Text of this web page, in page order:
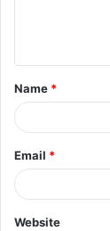
t
*
Name *
Email *
Website